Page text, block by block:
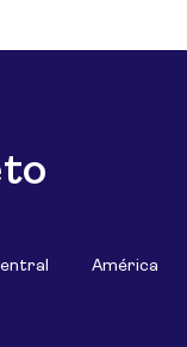
América